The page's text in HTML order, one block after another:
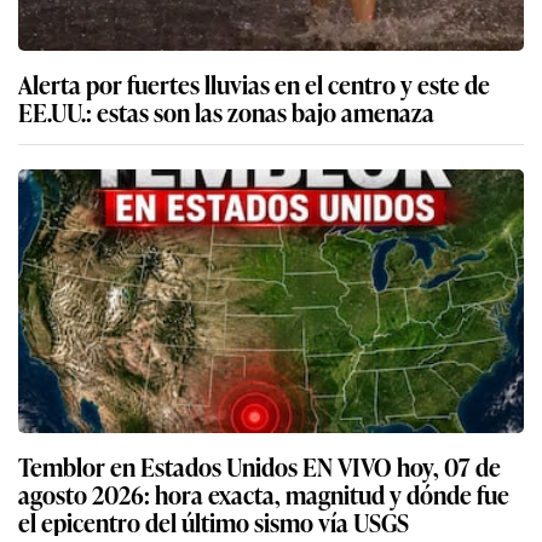
Alerta por fuertes lluvias en el centro y este de
EE.UU.: estas son las zonas bajo amenaza
Temblor en Estados Unidos EN VIVO hoy, 07 de
agosto 2026: hora exacta, magnitud y dónde fue
el epicentro del último sismo vía USGS